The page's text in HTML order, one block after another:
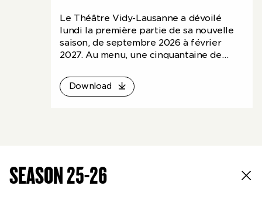
Le Théâtre Vidy-Lausanne a dévoilé
lundi la première partie de sa nouvelle
saison, de septembre 2026 à février
2027. Au menu, une cinquantaine de
dont deux tiers de créations.
Download
SEASON 25-26